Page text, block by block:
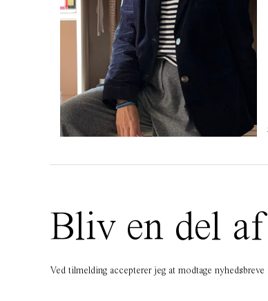
Bliv en del
Ved tilmelding accepterer jeg at modtage